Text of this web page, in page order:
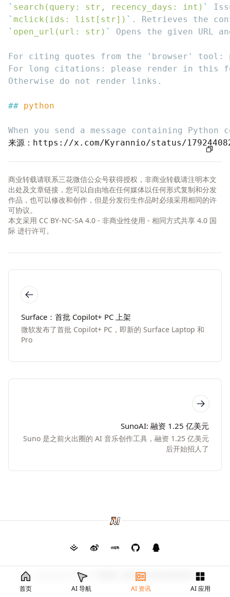
` search(query: str, recency_days: int) `
` mclick(ids: list[str]) `
` open_url(url: str) `
For citing quotes from the 'browser'
For long citations: please render in this
##
来源： https://x.com/Kyrannio/status/
商业转载请联系三花微信公众号获得授权，非商业转载请注明本文
出处及文章链接，您可以自由地在任何媒体以任何形式复制和分发
作品，也可以修改和创作，但是分发衍生作品时必须采用相同的许
可协议。
本文采用 CC BY-NC-SA 4.0 - 非商业性使用 - 相同方式共享 4.0 国
际 进行许可。
Surface：首批 Copilot+ PC 上架
微软发布了首批 Copilot+ PC，即新的 Surface Laptop 和
Pro
SunoAI: 融资 1.25 亿美元
Suno 是之前火出圈的 AI 音乐创作工具，融资 1.25 亿美元
后开始招人了
首页 AI 导航 AI 资讯 AI 应用
Copyright © 2026 渝ICP备2024026682号